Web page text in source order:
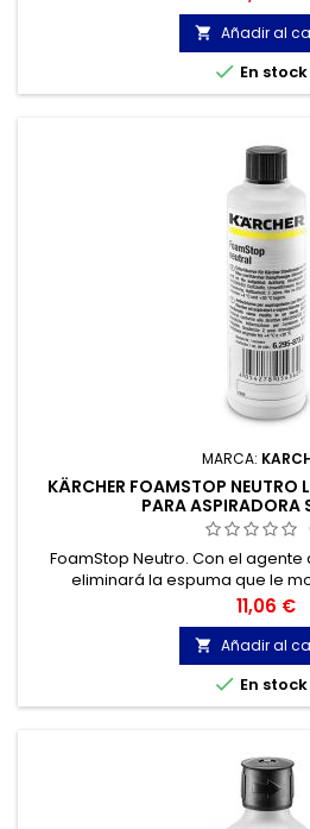
marcas.
 Añadir al
 En stock
MARCA:
KÄRCHER FOAMSTOP NEUTRO
PARA ASPIRADORA
FoamStop Neutro. Con el
eliminará la espuma que le
Precio
11,06 €
 Añadir al
 En stock